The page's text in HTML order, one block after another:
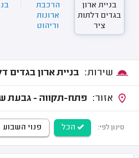
בניית ארון
בגדים דלתות
ציר
הרכבת
ארונות
וריהוט
בניית ארון בגדים
פתח-תקווה - גבעת
סינון לפי: הכל פנוי השבוע